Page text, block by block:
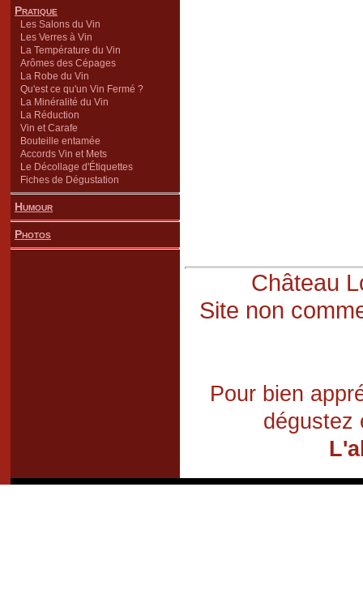
Pratique
Les Salons du Vin
Les Verres à Vin
La Température du Vin
Arômes des Cépages
La Robe du Vin
Qu'est ce qu'un Vin Fermé ?
La Minéralité du Vin
La Réduction
Vin et Carafe
Bouteille entamée
Accords Vin et Mets
Le Décollage d'Étiquettes
Fiches de Dégustation
Humour
Photos
Château
Site non
Pour bien
dégustez